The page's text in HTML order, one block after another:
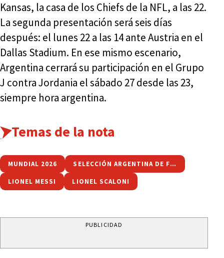
Kansas, la casa de los Chiefs de la NFL, a las 22.
La segunda presentación será seis días
después: el lunes 22 a las 14 ante Austria en el
Dallas Stadium. En ese mismo escenario,
Argentina cerrará su participación en el Grupo
J contra Jordania el sábado 27 desde las 23,
siempre hora argentina.
Temas de la nota
MUNDIAL 2026 SELECCIÓN ARGENTINA DE FÚTBOL
LIONEL MESSI LIONEL SCALONI
PUBLICIDAD